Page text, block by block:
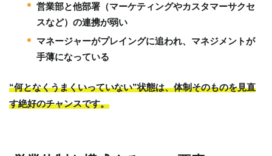
営業部と他部署（マーケティングやカスタマーサクセ
スなど）の連携が弱い
マネージャーがプレイングに追われ、マネジメントが
手薄になっている
“何となくうまくいっていない”状態は、体制そのものを見直
す絶好のチャンスです。